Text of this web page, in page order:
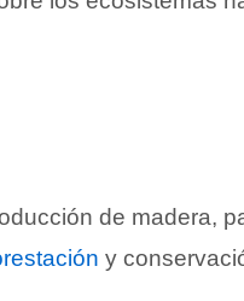
de madera,
y